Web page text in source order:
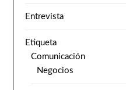
Entrevista
Etiqueta
Comunicación
Negocios